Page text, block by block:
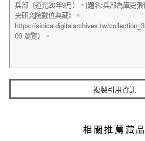
複製引用資訊
相關推薦藏品